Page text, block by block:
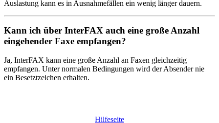
Auslastung kann es in Ausnahmefällen ein wenig länger dauern.
Kann ich über InterFAX auch eine große Anzahl
eingehender Faxe empfangen?
Ja, InterFAX kann eine große Anzahl an Faxen gleichzeitig
empfangen. Unter normalen Bedingungen wird der Absender nie
ein Besetztzeichen erhalten.
Hilfeseite